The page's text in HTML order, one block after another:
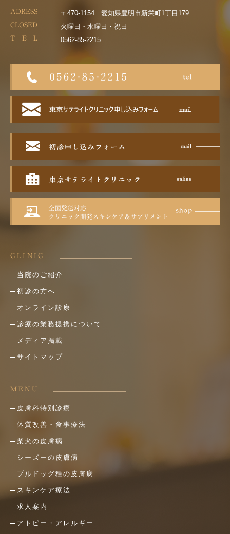
ADRESS 〒470-1154 愛知県豊明市新栄町1丁目179
CLOSED 火曜日・水曜日・祝日
T E L 0562-85-2215
CLINIC
当院のご紹介
初診の方へ
オンライン診療
診療の業務提携について
メディア掲載
サイトマップ
MENU
皮膚科特別診療
体質改善・食事療法
柴犬の皮膚病
シーズーの皮膚病
ブルドッグ種の皮膚病
スキンケア療法
求人案内
アトピー・アレルギー